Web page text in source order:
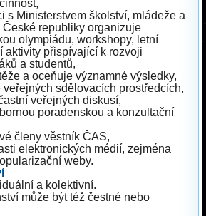
s Ministerstvem školství, mládeže a
České republiky organizuje
olympiádu, workshopy, letní
aktivity přispívající k rozvoji
a studentů,
a oceňuje významné výsledky,
veřejných sdělovacích prostředcích,
veřejných diskusí,
poradenskou a konzultační
členy věstník ČAS,
elektronických médií, zejména
weby.
a kolektivní.
může být též čestné nebo